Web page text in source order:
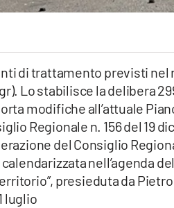
di trattamento previsti nel
Lo stabilisce la delibera
modifiche all’attuale
Regionale n. 156 del 19
del Consiglio
nell’agenda
presieduta da
luglio